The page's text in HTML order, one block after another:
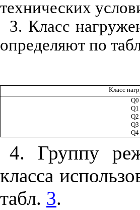
технических
3. Класс
определяют по
Класс
Q0
Q1
Q2
Q3
Q4
4. Группу
класса
табл. 3.